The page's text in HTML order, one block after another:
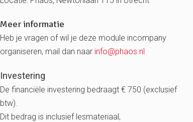
Meer informatie
Heb je vragen of wil je deze module incompany
organiseren, mail dan naar info@phaos.nl
Investering
De financiële investering bedraagt € 750 (exclusief
btw).
Dit bedrag is inclusief lesmateriaal,